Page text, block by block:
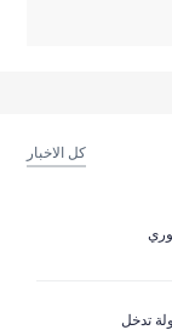
كل الاخبار
تدخل